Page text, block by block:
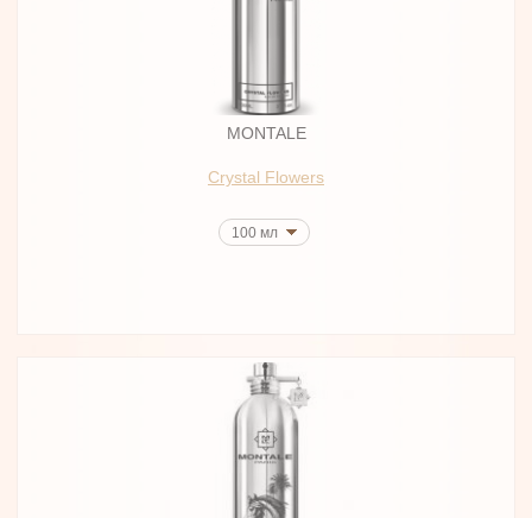
MONTALE
Crystal Flowers
100 мл